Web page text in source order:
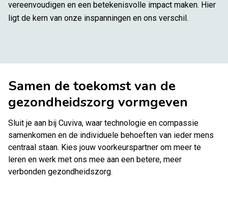
vereenvoudigen en een betekenisvolle impact maken. Hier
ligt de kern van onze inspanningen en ons verschil.
Samen de toekomst van de
gezondheidszorg vormgeven
Sluit je aan bij Cuviva, waar technologie en compassie
samenkomen en de individuele behoeften van ieder mens
centraal staan. Kies jouw voorkeurspartner om meer te
leren en werk met ons mee aan een betere, meer
verbonden gezondheidszorg.